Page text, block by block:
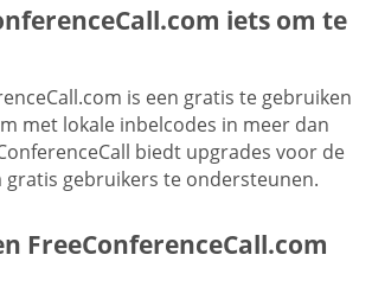
iets om te
is een gratis te gebruiken
met lokale inbelcodes in meer dan
biedt upgrades voor de
gratis gebruikers te ondersteunen.
FreeConferenceCall.com